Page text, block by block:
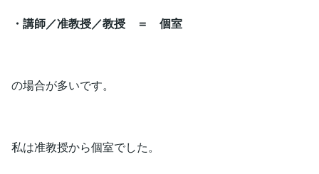
・講師／准教授／教授 ＝ 個室
の場合が多いです。
私は准教授から個室でした。